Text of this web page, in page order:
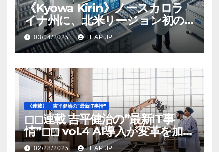
《Kyowa Kirin》ノースカロラ
イナ州に、北米リージョン初の
工場建設を決定
03/04/2025 LEAP JP
《連載》 吉平健治の”最新IT事情”
◻︎◻︎連載 吉平健治の”最新IT事
情”◻︎◻︎ vol.4 AI導入が変革を加速
する米国製造業の最前線
02/28/2025 LEAP JP